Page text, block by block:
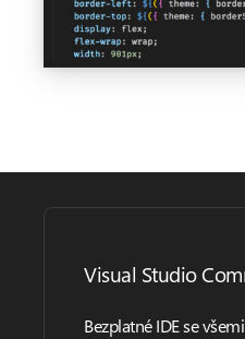
Visual Studio
Bezplatné IDE se